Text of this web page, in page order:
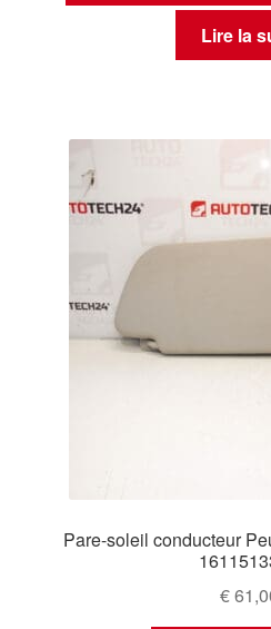
Lire la
Pare-soleil conducteur
€